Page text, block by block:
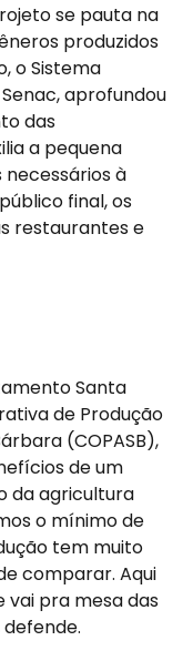
se pauta na
produzidos
o Sistema
aprofundou
das
a pequena
à
final, os
restaurantes e
Santa
de Produção
(COPASB),
de um
da agricultura
o mínimo de
tem muito
comparar. Aqui
vai pra mesa das
defende.